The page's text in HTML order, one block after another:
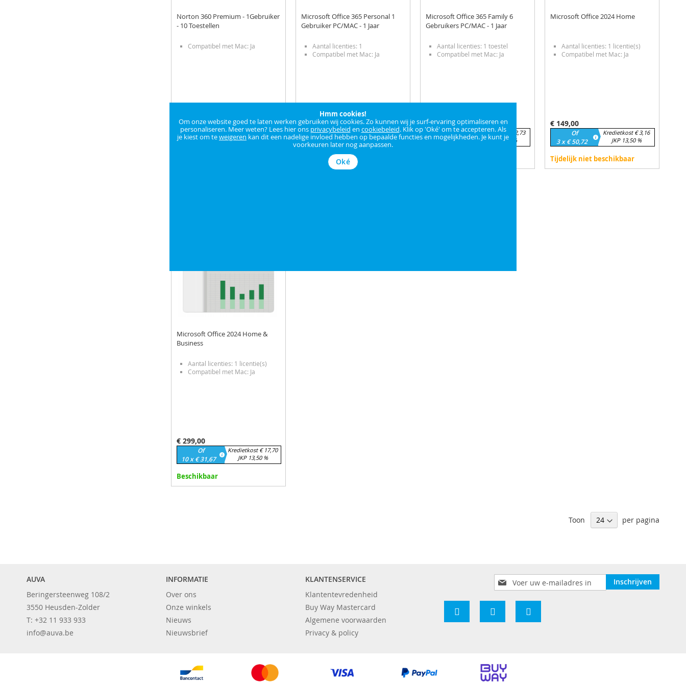
Hmm cookies!
Om onze website goed te laten werken gebruiken wij cookies. Zo kunnen wij je surf-ervaring optimaliseren en
personaliseren. Meer weten? Lees hier ons privacybeleid en cookiebeleid. Klik op 'Oké' om te accepteren. Als
je kiest om teweigeren kan dit een nadelige invloed hebben op bepaalde functies en mogelijkheden. Je kunt je
voorkeuren later nog aanpassen.
Oké
Norton 360 Premium - 1Gebruiker
- 10 Toestellen
Compatibel met Mac: Ja
€ 59,99
Microsoft Office 365 Personal 1
Gebruiker PC/MAC - 1 Jaar
Aantal licenties: 1
Compatibel met Mac: Ja
€ 99,00
Of
3 x € 33,70
Kredietkost € 2,10
JKP 13,50 %
Beschikbaar
Microsoft Office 365 Family 6
Gebruikers PC/MAC - 1 Jaar
Aantal licenties: 1 toestel
Compatibel met Mac: Ja
€ 129,00
Of
3 x € 43,91
Kredietkost € 2,73
JKP 13,50 %
Microsoft Office 2024 Home
Aantal licenties: 1 licentie(s)
Compatibel met Mac: Ja
€ 149,00
Of
3 x € 50,72
Kredietkost € 3,16
JKP 13,50 %
Tijdelijk niet beschikbaar
Microsoft Office 2024 Home &
Business
Aantal licenties: 1 licentie(s)
Compatibel met Mac: Ja
€ 299,00
Of
10 x € 31,67
Kredietkost € 17,70
JKP 13,50 %
Beschikbaar
VERGELIJKEN
Toon per pagina
Abonneer
u
op
onze
Inschrijven
AUVA
Beringersteenweg 108/2
3550 Heusden-Zolder
T: +32 11 933 933
info@auva.be
INFORMATIE
Over ons
Onze winkels
Nieuws
Nieuwsbrief
KLANTENSERVICE
Klantentevredenheid
Buy Way Mastercard
Algemene voorwaarden
Privacy & policy